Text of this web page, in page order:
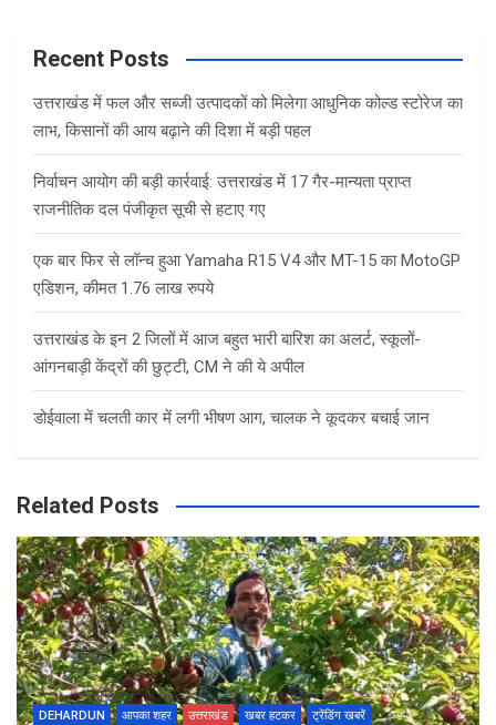
c
Recent Posts
उत्तराखंड में फल और सब्जी उत्पादकों को मिलेगा आधुनिक कोल्ड स्टोरेज का
लाभ, किसानों की आय बढ़ाने की दिशा में बड़ी पहल
निर्वाचन आयोग की बड़ी कार्रवाई: उत्तराखंड में 17 गैर-मान्यता प्राप्त
राजनीतिक दल पंजीकृत सूची से हटाए गए
एक बार फिर से लॉन्च हुआ Yamaha R15 V4 और MT-15 का MotoGP
एडिशन, कीमत 1.76 लाख रुपये
उत्तराखंड के इन 2 जिलों में आज बहुत भारी बारिश का अलर्ट, स्कूलों-
आंगनबाड़ी केंद्रों की छुट्टी, CM ने की ये अपील
डोईवाला में चलती कार में लगी भीषण आग, चालक ने कूदकर बचाई जान
Related Posts
DEHARDUN आपका शहर उत्तराखंड खबर हटकर
ट्रेंडिंग खबरें